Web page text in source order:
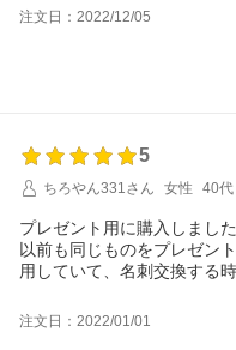
注文日：2022/12/05
5
ちろやん331さん
女性 40代
プレゼント用に購入しました
以前も同じものをプレゼン
用していて、名刺交換する
注文日：2022/01/01